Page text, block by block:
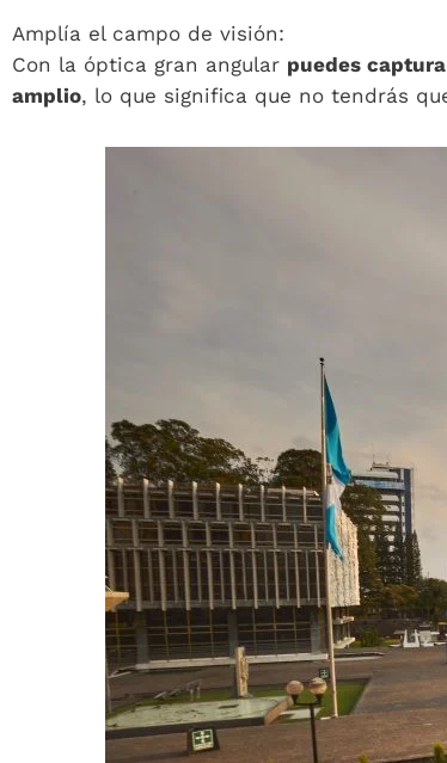
Amplía el campo de visión:
Con la óptica gran angular puedes
amplio, lo que significa que no tendrás